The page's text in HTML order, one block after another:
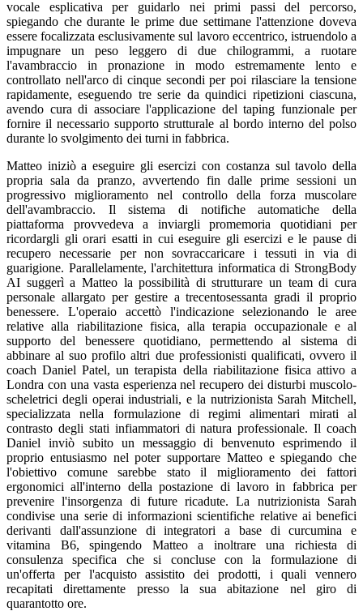
vocale esplicativa per guidarlo nei primi passi del percorso,
spiegando che durante le prime due settimane l'attenzione doveva
essere focalizzata esclusivamente sul lavoro eccentrico, istruendolo a
impugnare un peso leggero di due chilogrammi, a ruotare
l'avambraccio in pronazione in modo estremamente lento e
controllato nell'arco di cinque secondi per poi rilasciare la tensione
rapidamente, eseguendo tre serie da quindici ripetizioni ciascuna,
avendo cura di associare l'applicazione del taping funzionale per
fornire il necessario supporto strutturale al bordo interno del polso
durante lo svolgimento dei turni in fabbrica.
Matteo iniziò a eseguire gli esercizi con costanza sul tavolo della
propria sala da pranzo, avvertendo fin dalle prime sessioni un
progressivo miglioramento nel controllo della forza muscolare
dell'avambraccio. Il sistema di notifiche automatiche della
piattaforma provvedeva a inviargli promemoria quotidiani per
ricordargli gli orari esatti in cui eseguire gli esercizi e le pause di
recupero necessarie per non sovraccaricare i tessuti in via di
guarigione. Parallelamente, l'architettura informatica di StrongBody
AI suggerì a Matteo la possibilità di strutturare un team di cura
personale allargato per gestire a trecentosessanta gradi il proprio
benessere. L'operaio accettò l'indicazione selezionando le aree
relative alla riabilitazione fisica, alla terapia occupazionale e al
supporto del benessere quotidiano, permettendo al sistema di
abbinare al suo profilo altri due professionisti qualificati, ovvero il
coach Daniel Patel, un terapista della riabilitazione fisica attivo a
Londra con una vasta esperienza nel recupero dei disturbi muscolo-
scheletrici degli operai industriali, e la nutrizionista Sarah Mitchell,
specializzata nella formulazione di regimi alimentari mirati al
contrasto degli stati infiammatori di natura professionale. Il coach
Daniel inviò subito un messaggio di benvenuto esprimendo il
proprio entusiasmo nel poter supportare Matteo e spiegando che
l'obiettivo comune sarebbe stato il miglioramento dei fattori
ergonomici all'interno della postazione di lavoro in fabbrica per
prevenire l'insorgenza di future ricadute. La nutrizionista Sarah
condivise una serie di informazioni scientifiche relative ai benefici
derivanti dall'assunzione di integratori a base di curcumina e
vitamina B6, spingendo Matteo a inoltrare una richiesta di
consulenza specifica che si concluse con la formulazione di
un'offerta per l'acquisto assistito dei prodotti, i quali vennero
recapitati direttamente presso la sua abitazione nel giro di
quarantotto ore.